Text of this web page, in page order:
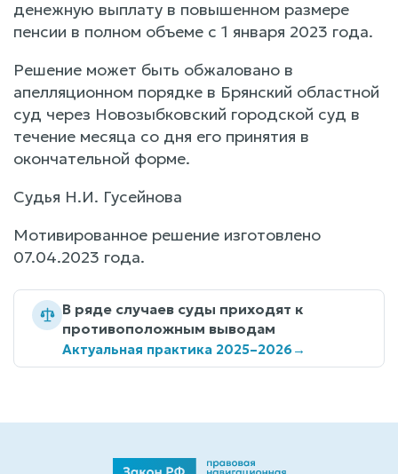
денежную выплату в повышенном размере
пенсии в полном объеме с 1 января 2023 года.
Решение может быть обжаловано в
апелляционном порядке в Брянский областной
суд через Новозыбковский городской суд в
течение месяца со дня его принятия в
окончательной форме.
Судья Н.И. Гусейнова
Мотивированное решение изготовлено
07.04.2023 года.
В ряде случаев суды приходят к
противоположным выводам
Актуальная практика 2025–2026→